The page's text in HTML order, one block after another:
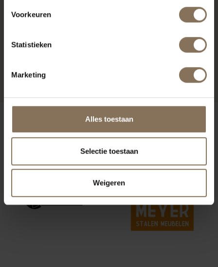
Voorkeuren
Statistieken
Marketing
Alles toestaan
Selectie toestaan
Weigeren
JOPS KRUK PARELMOER
VANAF
ONZE MERKEN